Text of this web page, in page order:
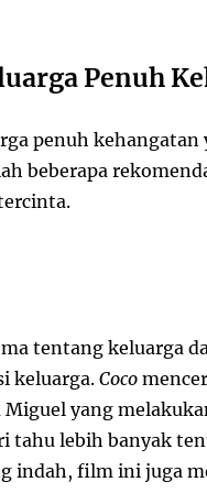
Penuh
penuh kehangatan
beberapa
tentang keluarga
keluarga. Coco
yang
tahu lebih banyak
indah, film ini juga